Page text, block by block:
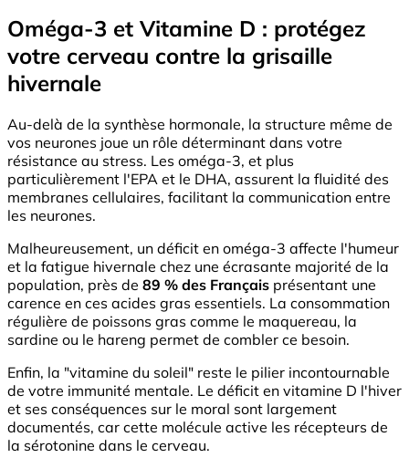
Oméga-3 et Vitamine D : protégez
votre cerveau contre la grisaille
hivernale
Au-delà de la synthèse hormonale, la structure même de
vos neurones joue un rôle déterminant dans votre
résistance au stress. Les oméga-3, et plus
particulièrement l'EPA et le DHA, assurent la fluidité des
membranes cellulaires, facilitant la communication entre
les neurones.
Malheureusement, un déficit en oméga-3 affecte l'humeur
et la fatigue hivernale chez une écrasante majorité de la
population, près de 89 % des Français présentant une
carence en ces acides gras essentiels. La consommation
régulière de poissons gras comme le maquereau, la
sardine ou le hareng permet de combler ce besoin.
Enfin, la "vitamine du soleil" reste le pilier incontournable
de votre immunité mentale. Le déficit en vitamine D l'hiver
et ses conséquences sur le moral sont largement
documentés, car cette molécule active les récepteurs de
la sérotonine dans le cerveau.